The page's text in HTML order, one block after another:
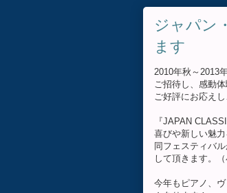
ジャパン
ます
2010年秋～2013
ご招待し、感動
ご好評にお応え
『JAPAN
喜びや新しい魅
同フェスティバ
して頂きます。
今年もピアノ、